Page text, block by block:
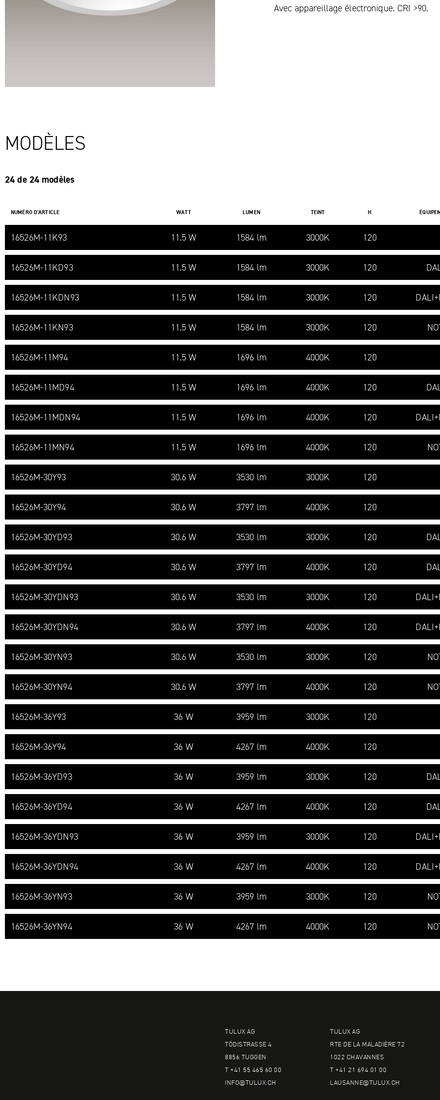
Avec appareillage électronique. CRI >90.
MODÈLES
24 de 24 modèles
NUMÉRO D'ARTICLE WATT LUMEN TEINT H
16526M-​11K93 11.5 W 1584 lm 3000K 120
16526M-​11KD93 11.5 W 1584 lm 3000K 120
16526M-​11KDN93 11.5 W 1584 lm 3000K 120
16526M-​11KN93 11.5 W 1584 lm 3000K 120
16526M-​11M94 11.5 W 1696 lm 4000K 120
16526M-​11MD94 11.5 W 1696 lm 4000K 120
16526M-​11MDN94 11.5 W 1696 lm 4000K 120
16526M-​11MN94 11.5 W 1696 lm 4000K 120
16526M-​30Y93 30.6 W 3530 lm 3000K 120
16526M-​30Y94 30.6 W 3797 lm 4000K 120
16526M-​30YD93 30.6 W 3530 lm 3000K 120
16526M-​30YD94 30.6 W 3797 lm 4000K 120
16526M-​30YDN93 30.6 W 3530 lm 3000K 120
16526M-​30YDN94 30.6 W 3797 lm 4000K 120
16526M-​30YN93 30.6 W 3530 lm 3000K 120
16526M-​30YN94 30.6 W 3797 lm 4000K 120
16526M-​36Y93 36 W 3959 lm 3000K 120
16526M-​36Y94 36 W 4267 lm 4000K 120
16526M-​36YD93 36 W 3959 lm 3000K 120
16526M-​36YD94 36 W 4267 lm 4000K 120
16526M-​36YDN93 36 W 3959 lm 3000K 120
16526M-​36YDN94 36 W 4267 lm 4000K 120
16526M-​36YN93 36 W 3959 lm 3000K 120
16526M-​36YN94 36 W 4267 lm 4000K 120
TULUX AG
TÖDISTRASSE 4
8856 TUGGEN
T +41 55 465 60 00
INFO@TULUX.CH
TULUX AG
RTE DE LA MALADIÈRE 72
1022 CHAVANNES
T +41 21 694 01 00
LAUSANNE@TULUX.CH